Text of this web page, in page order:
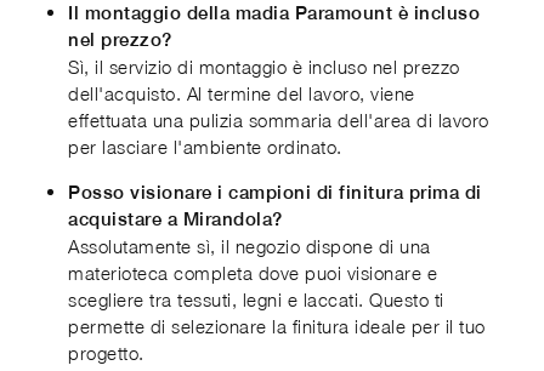
Il montaggio della madia Paramount è incluso
nel prezzo?
Sì, il servizio di montaggio è incluso nel prezzo
dell'acquisto. Al termine del lavoro, viene
effettuata una pulizia sommaria dell'area di lavoro
per lasciare l'ambiente ordinato.
Posso visionare i campioni di finitura prima di
acquistare a Mirandola?
Assolutamente sì, il negozio dispone di una
materioteca completa dove puoi visionare e
scegliere tra tessuti, legni e laccati. Questo ti
permette di selezionare la finitura ideale per il tuo
progetto.